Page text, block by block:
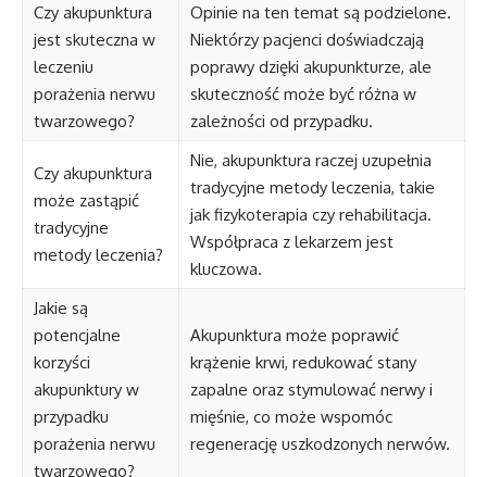
Czy akupunktura
jest skuteczna w
leczeniu
porażenia nerwu
twarzowego?
Opinie na ten temat są podzielone.
Niektórzy pacjenci doświadczają
poprawy dzięki akupunkturze, ale
skuteczność może być różna w
zależności od przypadku.
Czy akupunktura
może zastąpić
tradycyjne
metody leczenia?
Nie, akupunktura raczej uzupełnia
tradycyjne metody leczenia, takie
jak fizykoterapia czy rehabilitacja.
Współpraca z lekarzem jest
kluczowa.
Jakie są
potencjalne
korzyści
akupunktury w
przypadku
porażenia nerwu
twarzowego?
Akupunktura może poprawić
krążenie krwi, redukować stany
zapalne oraz stymulować nerwy i
mięśnie, co może wspomóc
regenerację uszkodzonych nerwów.